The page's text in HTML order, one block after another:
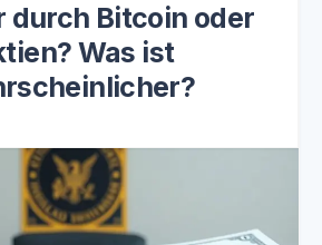
durch Bitcoin oder
Was ist